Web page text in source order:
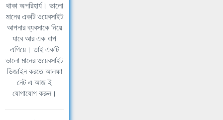
থাকা অপরিহার্য। ভালো
মানের একটি ওয়েবসাইট
আপনার ব্যবসাকে নিয়ে
যাবে আর এক ধাপ
এগিয়ে। তাই একটি
ভালো মানের ওয়েবসাইট
ডিজাইন করতে আলফা
নেট এ আজ ই
যোগাযোগ করুন।